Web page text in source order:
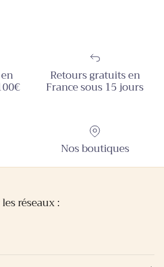
Retours gratuits en
France sous 15 jours
Nos boutiques
réseaux :